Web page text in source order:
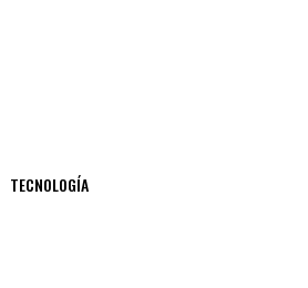
TECNOLOGÍA